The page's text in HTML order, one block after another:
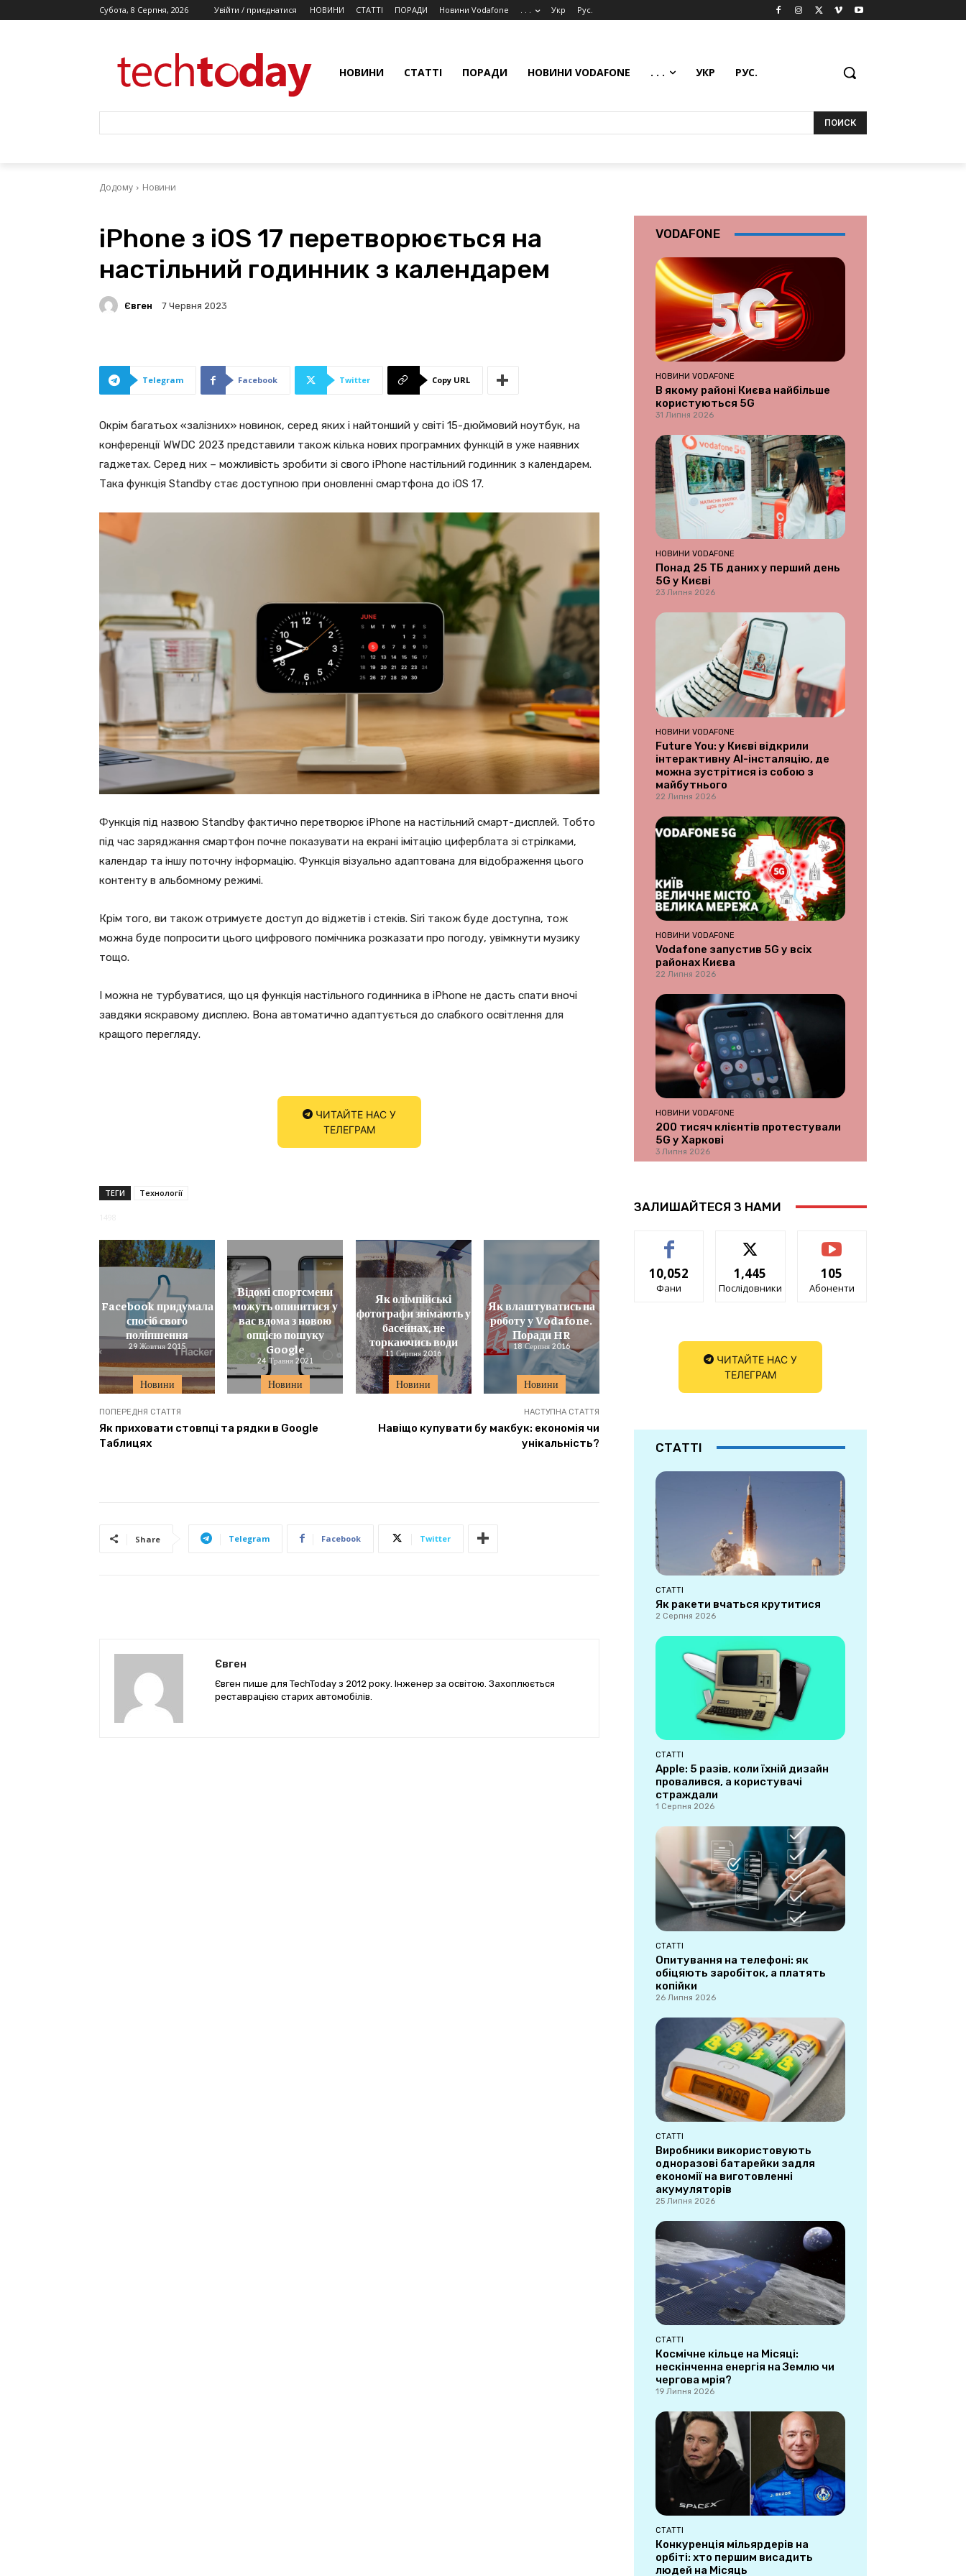
Субота, 8 Серпня, 2026 Увійти / приєднатися НОВИНИ СТАТТІ ПОРАДИ Новини Vodafone . . . Укр Рус.
НОВИНИ СТАТТІ ПОРАДИ НОВИНИ VODAFONE . . . УКР РУС.
ПОИСК
Додому Новини
iPhone з iOS 17 перетворюється на
настільний годинник з календарем
Євген 7 Червня 2023
Telegram Facebook Twitter Copy URL
Окрім багатьох «залізних» новинок, серед яких і найтонший у світі 15-дюймовий ноутбук, на
конференції WWDC 2023 представили також кілька нових програмних функцій в уже наявних
гаджетах. Серед них – можливість зробити зі свого iPhone настільний годинник з календарем.
Така функція Standby стає доступною при оновленні смартфона до iOS 17.
Функція під назвою Standby фактично перетворює iPhone на настільний смарт-дисплей. Тобто
під час заряджання смартфон почне показувати на екрані імітацію циферблата зі стрілками,
календар та іншу поточну інформацію. Функція візуально адаптована для відображення цього
контенту в альбомному режимі.
Крім того, ви також отримуєте доступ до віджетів і стеків. Siri також буде доступна, тож
можна буде попросити цього цифрового помічника розказати про погоду, увімкнути музику
тощо.
І можна не турбуватися, що ця функція настільного годинника в iPhone не дасть спати вночі
завдяки яскравому дисплею. Вона автоматично адаптується до слабкого освітлення для
кращого перегляду.
ЧИТАЙТЕ НАС У
ТЕЛЕГРАМ
ТЕГИ Технології
Новини
Facebook придумала
спосіб свого
поліпшення
29 Жовтня 2015
Новини
Відомі спортсмени
можуть опинитися у
вас вдома з новою
опцією пошуку
Google
24 Травня 2021
Новини
Як олімпійські
фотографи знімають у
басейнах, не
торкаючись води
11 Серпня 2016
Новини
Як влаштуватись на
роботу у Vodafone.
Поради HR
18 Серпня 2016
ПОПЕРЕДНЯ СТАТТЯ
Як приховати стовпці та рядки в Google
Таблицях
НАСТУПНА СТАТТЯ
Навіщо купувати бу макбук: економія чи
унікальність?
Share Telegram Facebook Twitter
Євген
Євген пише для TechToday з 2012 року. Інженер за освітою. Захоплюється
реставрацією старих автомобілів.
VODAFONE
НОВИНИ VODAFONE
В якому районі Києва найбільше
користуються 5G
31 Липня 2026
НОВИНИ VODAFONE
Понад 25 ТБ даних у перший день
5G у Києві
23 Липня 2026
НОВИНИ VODAFONE
Future You: у Києві відкрили
інтерактивну AI-інсталяцію, де
можна зустрітися із собою з
майбутнього
22 Липня 2026
НОВИНИ VODAFONE
Vodafone запустив 5G у всіх
районах Києва
22 Липня 2026
НОВИНИ VODAFONE
200 тисяч клієнтів протестували
5G у Харкові
3 Липня 2026
ЗАЛИШАЙТЕСЯ З НАМИ
10,052
Фани
1,445
Послідовники
105
Абоненти
ЧИТАЙТЕ НАС У
ТЕЛЕГРАМ
СТАТТІ
СТАТТІ
Як ракети вчаться крутитися
2 Серпня 2026
СТАТТІ
Apple: 5 разів, коли їхній дизайн
провалився, а користувачі
страждали
1 Серпня 2026
СТАТТІ
Опитування на телефоні: як
обіцяють заробіток, а платять
копійки
26 Липня 2026
СТАТТІ
Виробники використовують
одноразові батарейки задля
економії на виготовленні
акумуляторів
25 Липня 2026
СТАТТІ
Космічне кільце на Місяці:
нескінченна енергія на Землю чи
чергова мрія?
19 Липня 2026
СТАТТІ
Конкуренція мільярдерів на
орбіті: хто першим висадить
людей на Місяць